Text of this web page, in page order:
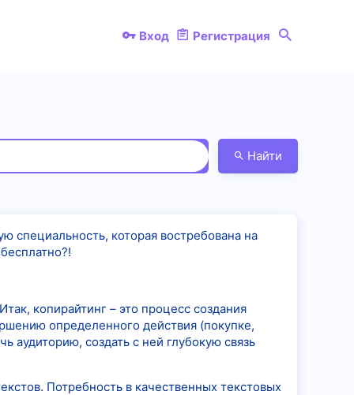
Вход Регистрация
Найти
специальность, которая востребована на
копирайтинг – это процесс создания
определенного действия (покупке,
аудиторию, создать с ней глубокую связь
Потребность в качественных текстовых